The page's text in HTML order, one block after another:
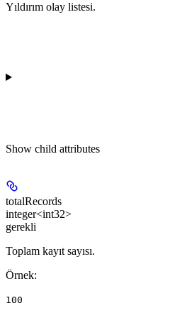
Yıldırım olay listesi.
Show child attributes
totalRecords
integer<int32>
gerekli
Toplam kayıt sayısı.
Örnek:
100